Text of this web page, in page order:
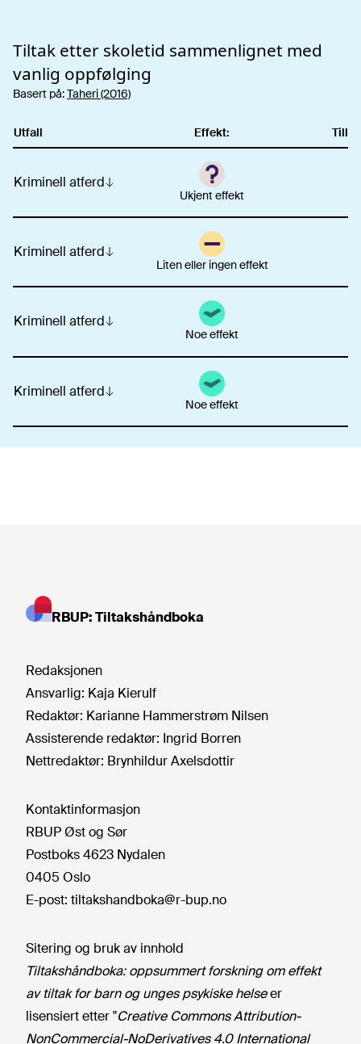
Tiltak etter skoletid sammenlignet med
vanlig oppfølging
Basert på:Taheri (2016)
Utfall Effekt: Tillit
Kriminell atferd
Ukjent effekt
Kriminell atferd
Liten eller ingen effekt
Kriminell atferd
Noe effekt
Kriminell atferd
Noe effekt
RBUP: Tiltakshåndboka
Redaksjonen
Ansvarlig: Kaja Kierulf
Redaktør: Karianne Hammerstrøm Nilsen
Assisterende redaktør: Ingrid Borren
Nettredaktør: Brynhildur Axelsdottir
Kontaktinformasjon
RBUP Øst og Sør
Postboks 4623 Nydalen
0405 Oslo
E-post: tiltakshandboka@r-bup.no
Sitering og bruk av innhold
Tiltakshåndboka: oppsummert forskning om effekt
av tiltak for barn og unges psykiske helseer
lisensiert etter "Creative Commons Attribution-
NonCommercial-NoDerivatives 4.0 International